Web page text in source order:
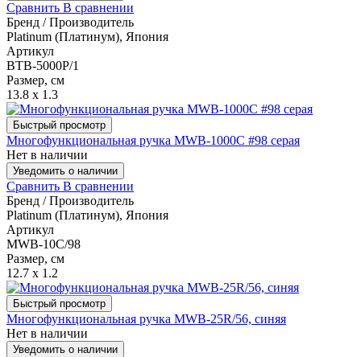
Сравнить В сравнении
Бренд / Производитель
Platinum (Платинум), Япония
Артикул
BTB-5000P/1
Размер, см
13.8 x 1.3
Быстрый просмотр
Многофункциональная ручка MWB-1000C #98 серая
Нет в наличии
Уведомить о наличии
Сравнить В сравнении
Бренд / Производитель
Platinum (Платинум), Япония
Артикул
MWB-10C/98
Размер, см
12.7 x 1.2
Быстрый просмотр
Многофункциональная ручка MWB-25R/56, синяя
Нет в наличии
Уведомить о наличии